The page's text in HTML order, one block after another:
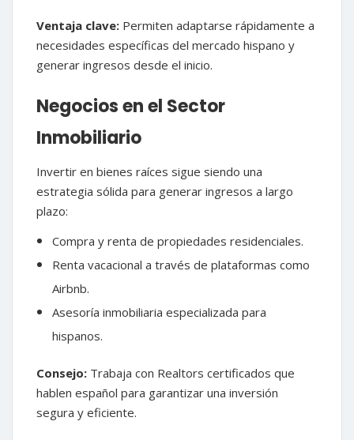
Ventaja clave: Permiten adaptarse rápidamente a
necesidades específicas del mercado hispano y
generar ingresos desde el inicio.
Negocios en el Sector
Inmobiliario
Invertir en bienes raíces sigue siendo una
estrategia sólida para generar ingresos a largo
plazo:
Compra y renta de propiedades residenciales.
Renta vacacional a través de plataformas como
Airbnb.
Asesoría inmobiliaria especializada para
hispanos.
Consejo: Trabaja con Realtors certificados que
hablen español para garantizar una inversión
segura y eficiente.